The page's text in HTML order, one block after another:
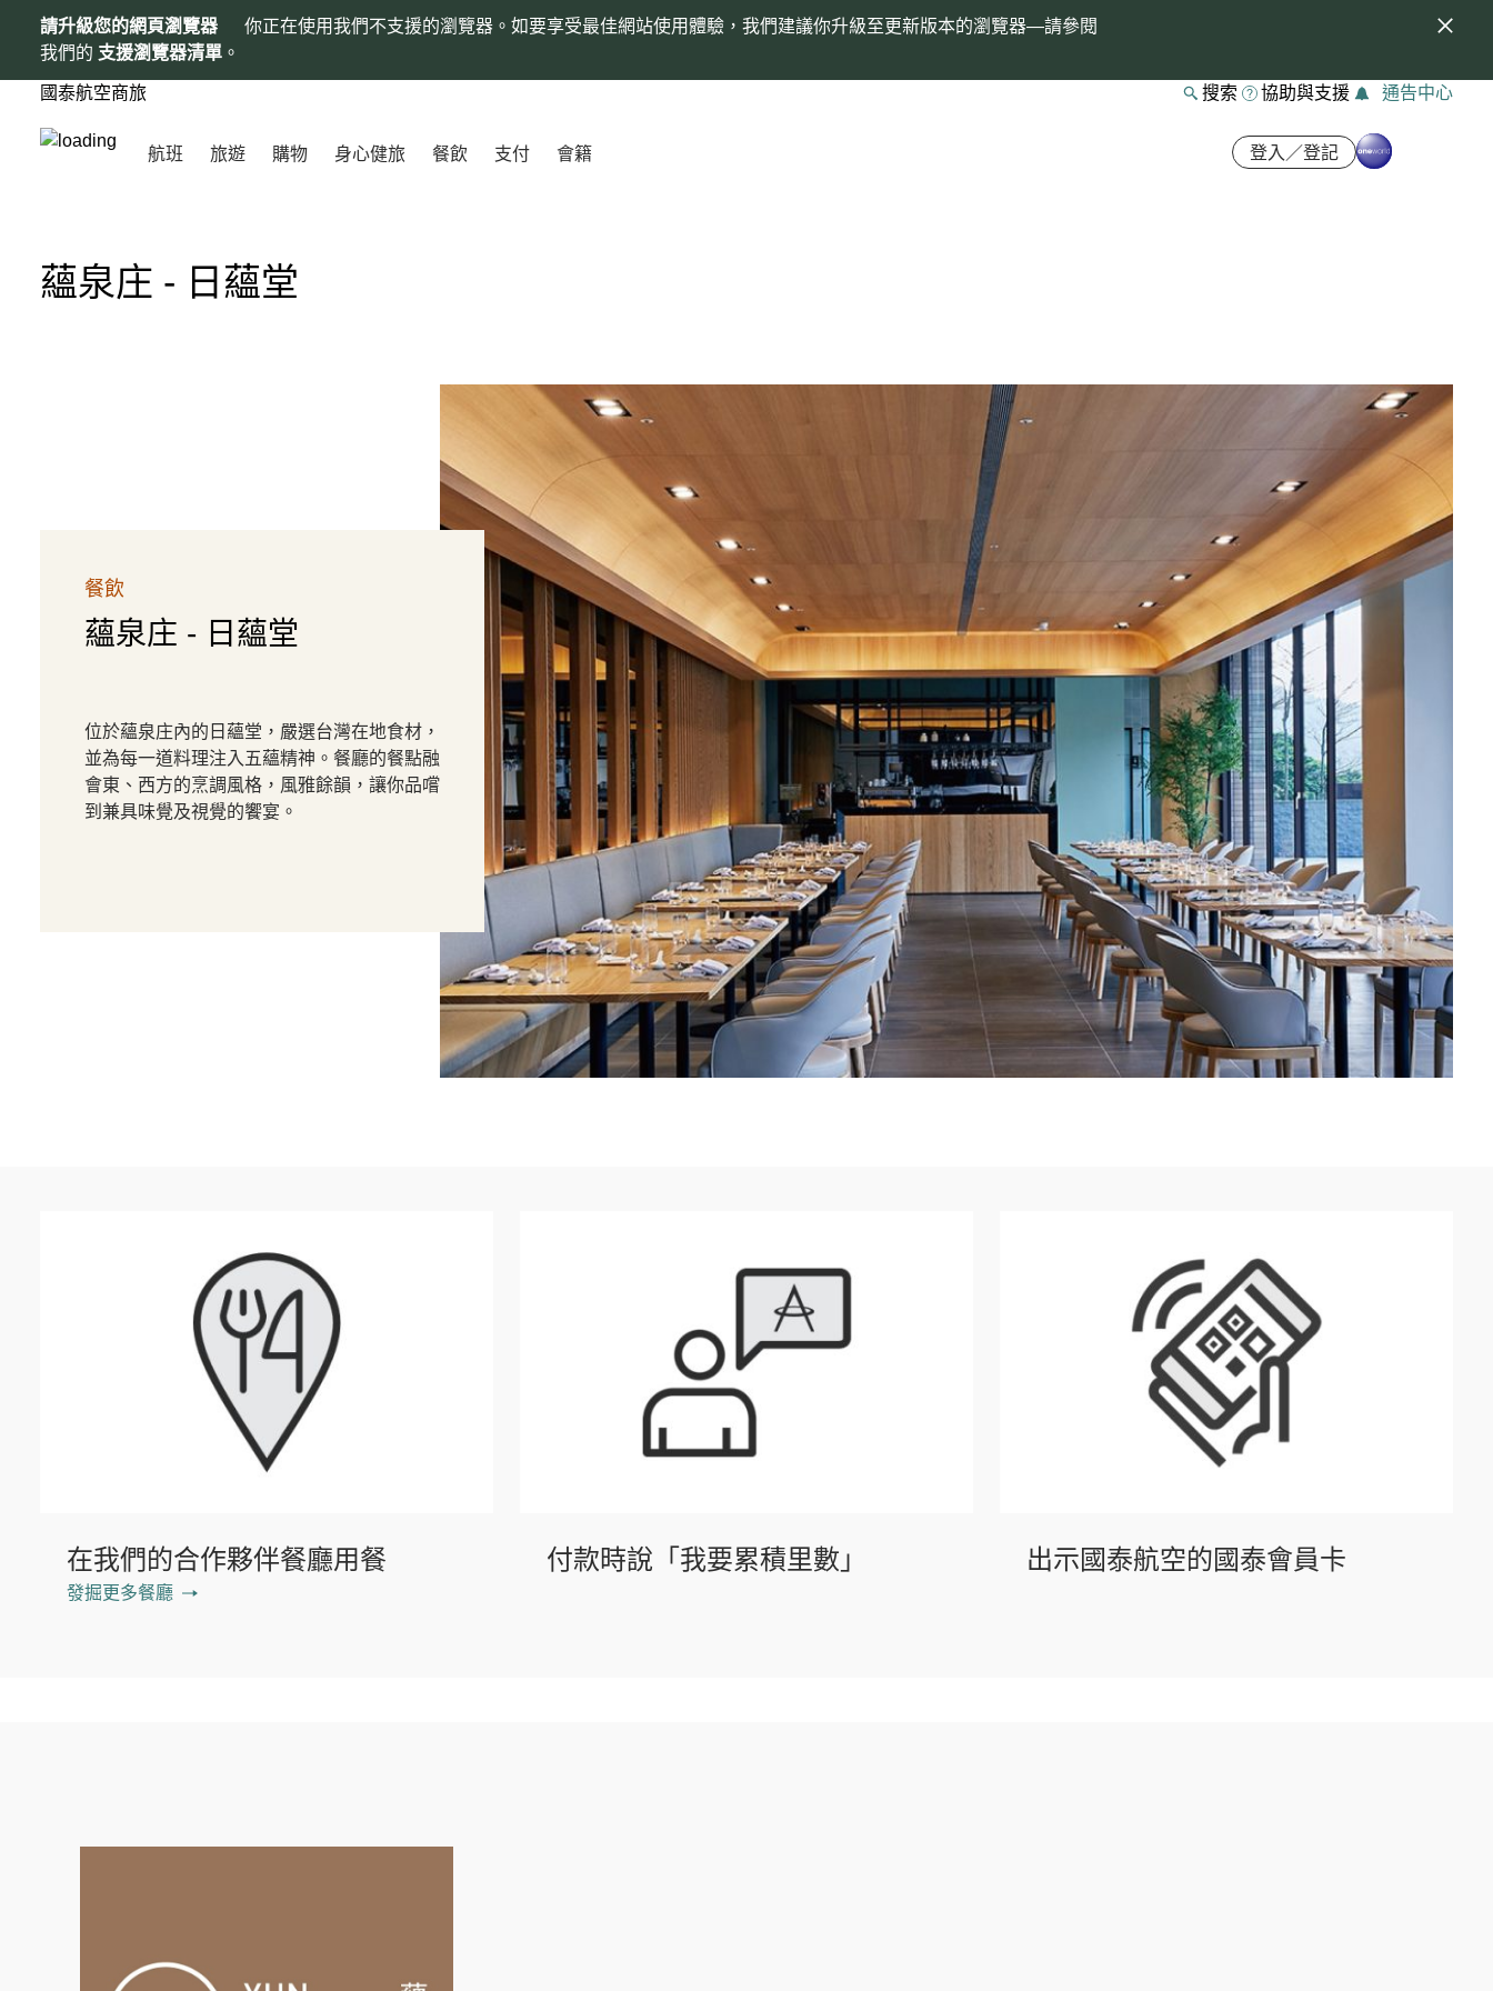
請升級您的網頁瀏覽器
你正在使用我們不支援的瀏覽器。如要享受最佳網站使用體驗，我們建議你升級至更新版本的瀏覽器—請參閱
我們的 支援瀏覽器清單 。
國泰航空商旅 搜索 協助與支援 通告中心
航班 旅遊 購物 身心健旅 餐飲 支付 會籍 登入／登記
蘊泉庄 - 日蘊堂
餐飲
蘊泉庄 - 日蘊堂
位於蘊泉庄內的日蘊堂，嚴選台灣在地食材，
並為每一道料理注入五蘊精神。餐廳的餐點融
會東、西方的烹調風格，風雅餘韻，讓你品嚐
到兼具味覺及視覺的饗宴。
在我們的合作夥伴餐廳用餐
發掘更多餐廳
付款時說「我要累積里數」 出示國泰航空的國泰會員卡